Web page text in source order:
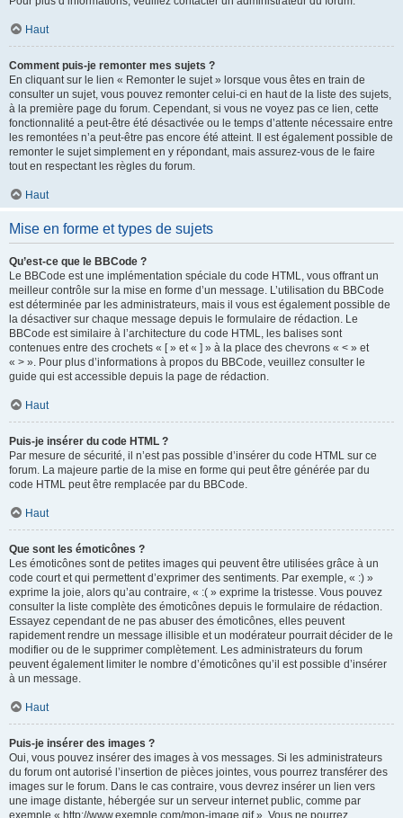
Haut
Comment puis-je remonter mes sujets ?
En cliquant sur le lien « Remonter le sujet » lorsque vous êtes en train de
consulter un sujet, vous pouvez remonter celui-ci en haut de la liste des sujets,
à la première page du forum. Cependant, si vous ne voyez pas ce lien, cette
fonctionnalité a peut-être été désactivée ou le temps d’attente nécessaire entre
les remontées n’a peut-être pas encore été atteint. Il est également possible de
remonter le sujet simplement en y répondant, mais assurez-vous de le faire
tout en respectant les règles du forum.
Haut
Mise en forme et types de sujets
Qu’est-ce que le BBCode ?
Le BBCode est une implémentation spéciale du code HTML, vous offrant un
meilleur contrôle sur la mise en forme d’un message. L’utilisation du BBCode
est déterminée par les administrateurs, mais il vous est également possible de
la désactiver sur chaque message depuis le formulaire de rédaction. Le
BBCode est similaire à l’architecture du code HTML, les balises sont
contenues entre des crochets « [ » et « ] » à la place des chevrons « < » et
« > ». Pour plus d’informations à propos du BBCode, veuillez consulter le
guide qui est accessible depuis la page de rédaction.
Haut
Puis-je insérer du code HTML ?
Par mesure de sécurité, il n’est pas possible d’insérer du code HTML sur ce
forum. La majeure partie de la mise en forme qui peut être générée par du
code HTML peut être remplacée par du BBCode.
Haut
Que sont les émoticônes ?
Les émoticônes sont de petites images qui peuvent être utilisées grâce à un
code court et qui permettent d’exprimer des sentiments. Par exemple, « :) »
exprime la joie, alors qu’au contraire, « :( » exprime la tristesse. Vous pouvez
consulter la liste complète des émoticônes depuis le formulaire de rédaction.
Essayez cependant de ne pas abuser des émoticônes, elles peuvent
rapidement rendre un message illisible et un modérateur pourrait décider de le
modifier ou de le supprimer complètement. Les administrateurs du forum
peuvent également limiter le nombre d’émoticônes qu’il est possible d’insérer
à un message.
Haut
Puis-je insérer des images ?
Oui, vous pouvez insérer des images à vos messages. Si les administrateurs
du forum ont autorisé l’insertion de pièces jointes, vous pourrez transférer des
images sur le forum. Dans le cas contraire, vous devrez insérer un lien vers
une image distante, hébergée sur un serveur internet public, comme par
exemple « http://www.exemple.com/mon-image.gif ». Vous ne pourrez